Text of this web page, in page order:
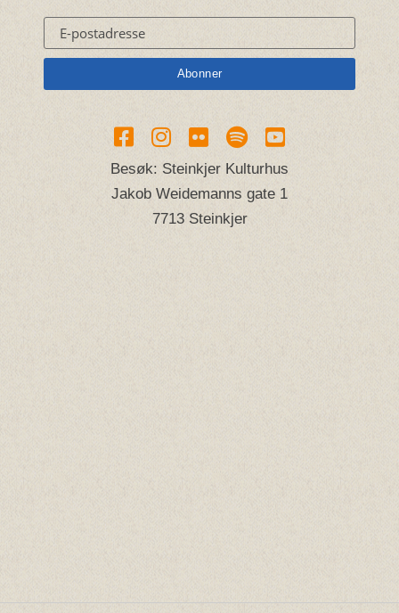
Besøk: Steinkjer Kulturhus
Jakob Weidemanns gate 1
7713 Steinkjer